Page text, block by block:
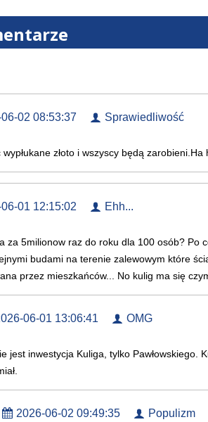
02 08:53:37 Sprawiedliwość
złoto i wszyscy będą zarobieni.Ha
01 12:15:02 Ehh...
za 5milionow raz do roku dla 100 osób? Po
budami na terenie zalewowym które
przez mieszkańców... No kulig ma się
06-01 13:06:41 OMG
jest inwestycja Kuliga, tylko Pawłowskiego.
2026-06-02 09:49:35 Populizm